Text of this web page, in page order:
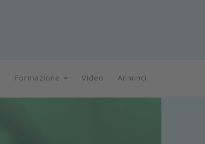
Formazione Video Annunci